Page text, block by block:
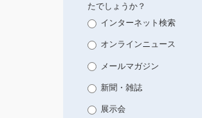
たでしょうか？
インターネット検索
オンラインニュース
メールマガジン
新聞・雑誌
展示会